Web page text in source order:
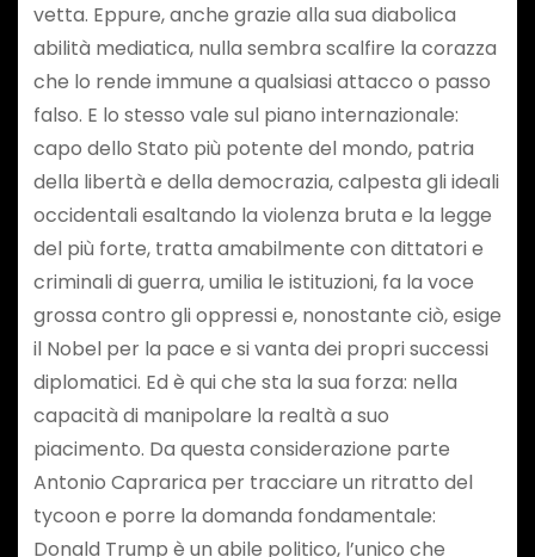
vetta. Eppure, anche grazie alla sua diabolica
abilità mediatica, nulla sembra scalfire la corazza
che lo rende immune a qualsiasi attacco o passo
falso. E lo stesso vale sul piano internazionale:
capo dello Stato più potente del mondo, patria
della libertà e della democrazia, calpesta gli ideali
occidentali esaltando la violenza bruta e la legge
del più forte, tratta amabilmente con dittatori e
criminali di guerra, umilia le istituzioni, fa la voce
grossa contro gli oppressi e, nonostante ciò, esige
il Nobel per la pace e si vanta dei propri successi
diplomatici. Ed è qui che sta la sua forza: nella
capacità di manipolare la realtà a suo
piacimento. Da questa considerazione parte
Antonio Caprarica per tracciare un ritratto del
tycoon e porre la domanda fondamentale:
Donald Trump è un abile politico, l’unico che